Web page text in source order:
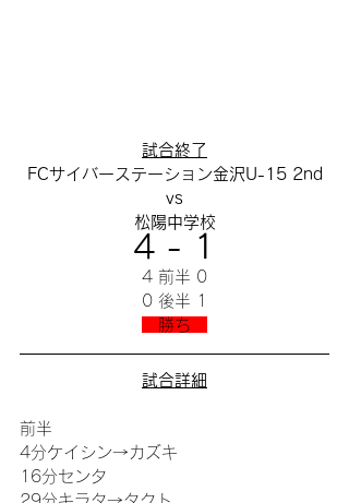
試合終了
FCサイバーステーション金沢U-15 2nd
vs
松陽中学校
4 - 1
4 前半 0
0 後半 1
勝ち
試合詳細
前半
4分ケイシン→カズキ
16分センタ